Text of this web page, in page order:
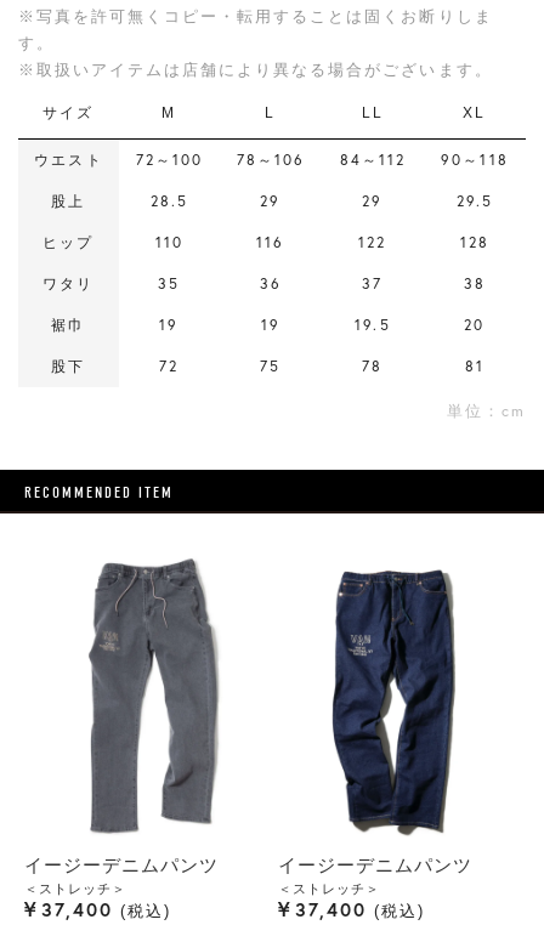
※写真を許可無くコピー・転用することは固くお断りしま
す。
※取扱いアイテムは店舗により異なる場合がございます。
サイズ M L LL XL
ウエスト 72～100 78～106 84～112 90～118
股上 28.5 29 29 29.5
ヒップ 110 116 122 128
ワタリ 35 36 37 38
裾巾 19 19 19.5 20
股下 72 75 78 81
単位：cm
RECOMMENDED ITEM
イージーデニムパンツ
＜ストレッチ＞
¥ 37,400 税込
イージーデニムパンツ
＜ストレッチ＞
¥ 37,400 税込